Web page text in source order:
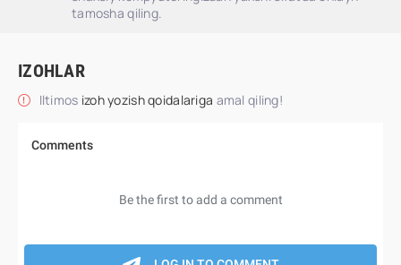
tamosha qiling.
IZOHLAR
Iltimos izoh yozish qoidalariga amal qiling!